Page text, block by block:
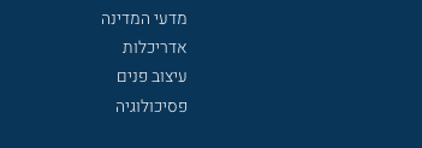
מדעי המדינה
אדריכלות
עיצוב פנים
פסיכולוגיה